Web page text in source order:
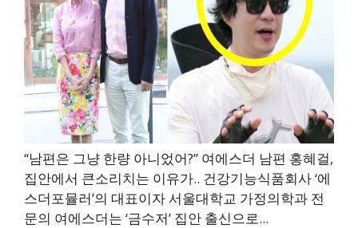
“남편은 그냥 한량 아니었어?” 여에스더 남편 홍혜걸,
집안에서 큰소리치는 이유가.. 건강기능식품회사 ‘에
스더포뮬러’의 대표이자 서울대학교 가정의학과 전
문의 여에스더는 ‘금수저’ 집안 출신으로...